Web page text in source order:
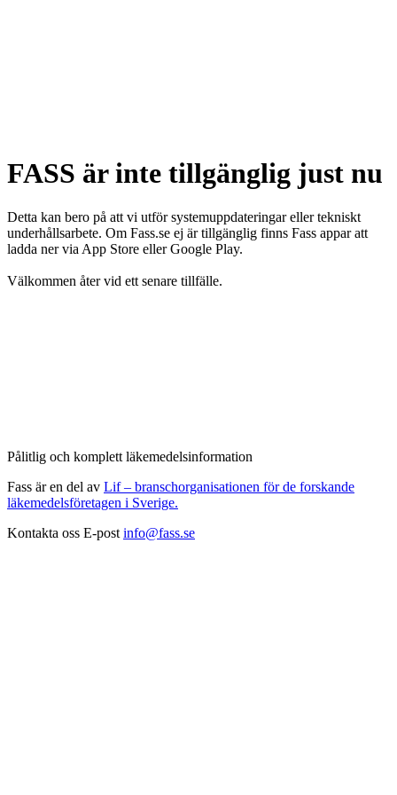
FASS är inte tillgänglig just nu
Detta kan bero på att vi utför systemuppdateringar eller tekniskt
underhållsarbete. Om Fass.se ej är tillgänglig finns Fass appar att
ladda ner via App Store eller Google Play.
Välkommen åter vid ett senare tillfälle.
Pålitlig och komplett läkemedelsinformation
Fass är en del av Lif – branschorganisationen för de forskande
läkemedelsföretagen i Sverige.
Kontakta oss E-post info@fass.se